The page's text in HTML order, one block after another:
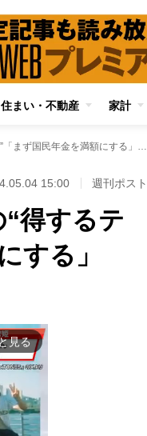
住まい・不動産 家計
年金博士が教える年金減額時代の“得するテクニック”「まず国民年金を満額にする」「繰り下げ受給を検討」
15:00 週刊ポスト
得するテ
する」
見る